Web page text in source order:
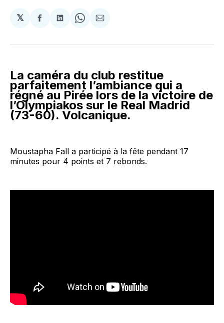
𝕏
Partager
Facebook
Partager
LinkedIn
Share
WhatsApp
Partager
Courriel
La caméra du club restitue
parfaitement l’ambiance qui a
régné au Pirée lors de la victoire de
l’Olympiakos sur le Real Madrid
(73-60). Volcanique.
Moustapha Fall a participé à la fête pendant 17
minutes pour 4 points et 7 rebonds.